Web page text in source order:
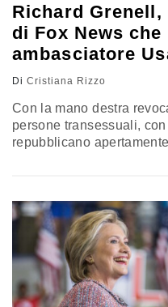
Richard
di Fox News
ambasciatore
Di Cristiana Rizzo
Con la mano destra
persone transessuali,
repubblicano
entropia, nella sua già
nuovo ambasciatore in